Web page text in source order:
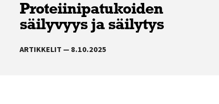
Proteiinipatukoiden
säilyvyys ja säilytys
ARTIKKELIT — 8.10.2025